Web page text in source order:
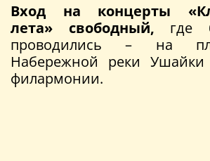
Вход на концерты
лета» свободный, где
проводились – на
Набережной реки
филармонии.